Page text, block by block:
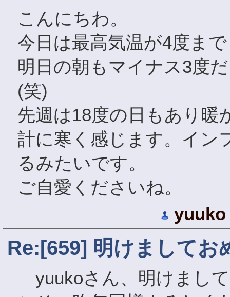
こんにちわ。
今日は最高気温が4度ま
明日の朝もマイナス3度
(笑)
先週は18度の日もあり暖
計に寒く感じます。イン
るみたいです。
ご自愛くださいね。
yuuko
Re:[659] 明けましてお
yuukoさん、明けまし